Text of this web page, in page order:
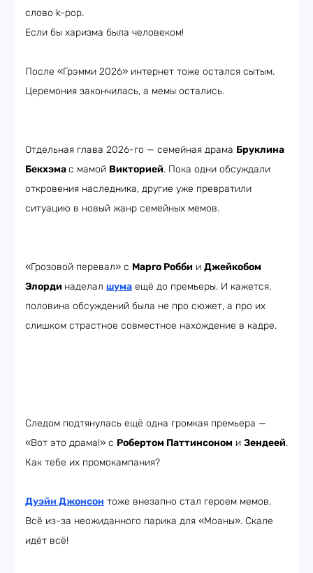
слово k-pop.
Если бы харизма была человеком!
После «Грэмми 2026» интернет тоже остался сытым.
Церемония закончилась, а мемы остались.
Отдельная глава 2026-го — семейная драма Бруклина
Бекхэмас мамой Викторией. Пока одни обсуждали
откровения наследника, другие уже превратили
ситуацию в новый жанр семейных мемов.
«Грозовой перевал» с Марго Робби и Джейкобом
Элорди наделал шума ещё до премьеры. И кажется,
половина обсуждений была не про сюжет, а про их
слишком страстное совместное нахождение в кадре.
Следом подтянулась ещё одна громкая премьера —
«Вот это драма!» с Робертом Паттинсоном и Зендеей.
Как тебе их промокампания?
Дуэйн Джонсон тоже внезапно стал героем мемов.
Всё из-за неожиданного парика для «Моаны». Скале
идёт всё!